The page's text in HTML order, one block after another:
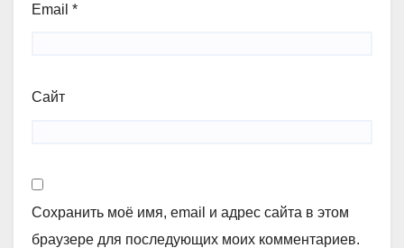
Email *
Сайт
Сохранить моё имя, email и адрес сайта в этом
браузере для последующих моих комментариев.